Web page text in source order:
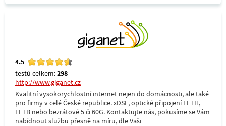
4.5
testů celkem:298
http://www.giganet.cz
Kvalitní vysokorychlostní internet nejen do domácnosti, ale také
pro firmy v celé České republice. xDSL, optické připojení FFTH,
FFTB nebo bezrátové 5 či 60G. Kontaktujte nás, pokusíme se Vám
nabídnout službu přesně na míru, dle Vaši